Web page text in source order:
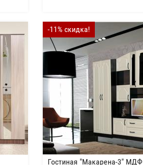
-11% скидка!
Гостиная "Макарена-3" МДФ